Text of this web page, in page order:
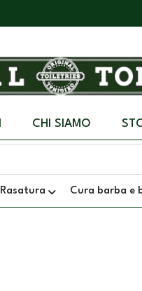
CHI SIAMO
Rasatura Cura barba e